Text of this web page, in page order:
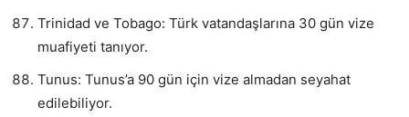
Trinidad ve Tobago: Türk vatandaşlarına 30 gün vize
muafiyeti tanıyor.
Tunus: Tunus’a 90 gün için vize almadan seyahat
edilebiliyor.